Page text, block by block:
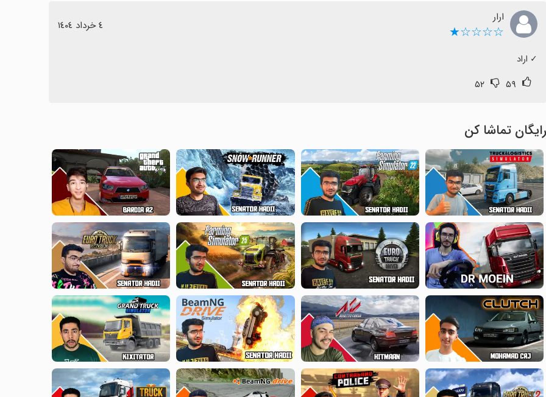
ارار
☆☆☆☆★ ٤ خرداد ١٤٠٤
‏✓ اراد
۵۹ ۵۲
رایگان تماشا کن